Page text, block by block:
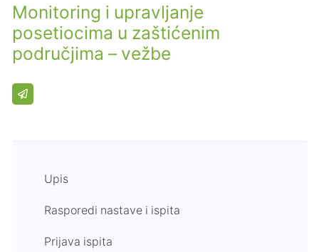
Monitoring i upravljanje
posetiocima u zaštićenim
područjima – vežbe
Upis
Rasporedi nastave i ispita
Prijava ispita